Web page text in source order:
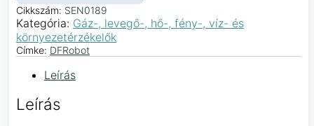
Cikkszám: SEN0189
Kategória: Gáz-, levegő-, hő-, fény-, víz- és
környezetérzékelők
Címke: DFRobot
Leírás
Leírás